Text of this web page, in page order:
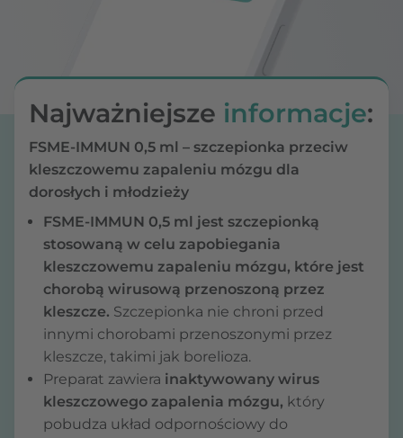
Najważniejsze informacje:
FSME-IMMUN 0,5 ml – szczepionka przeciw
kleszczowemu zapaleniu mózgu dla
dorosłych i młodzieży
FSME-IMMUN 0,5 ml jest szczepionką
stosowaną w celu zapobiegania
kleszczowemu zapaleniu mózgu, które jest
chorobą wirusową przenoszoną przez
kleszcze. Szczepionka nie chroni przed
innymi chorobami przenoszonymi przez
kleszcze, takimi jak borelioza.
Preparat zawiera inaktywowany wirus
kleszczowego zapalenia mózgu, który
pobudza układ odpornościowy do